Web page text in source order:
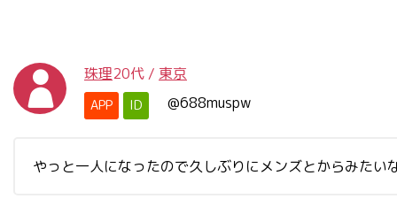
珠理20代 / 東京
APP ID @688muspw
やっと一人になったので久しぶりにメンズとからみたい